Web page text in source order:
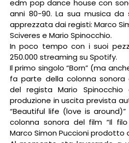
edm pop dance house con
anni 80-90. La sua musica
apprezzata dai registi: Marco
Sciveres e Mario Spinocchio.
In poco tempo con i suoi
250.000 streaming su Spotify.
Il primo singolo “Born” (ma
fa parte della colonna sonora
del regista Mario
produzione in uscita prevista
“Beautiful life (love is
colonna sonora del film “Il
Marco Simon Puccioni prodotto